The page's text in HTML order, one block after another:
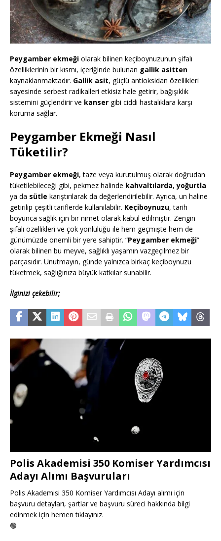
Peygamber ekmeği olarak bilinen keçiboynuzunun şifalı
özelliklerinin bir kısmı, içeriğinde bulunan gallik asitten
kaynaklanmaktadır. Gallik asit, güçlü antioksidan özellikleri
sayesinde serbest radikalleri etkisiz hale getirir, bağışıklık
sistemini güçlendirir ve kanser gibi ciddi hastalıklara karşı
koruma sağlar.
Peygamber Ekmeği Nasıl
Tüketilir?
Peygamber ekmeği, taze veya kurutulmuş olarak doğrudan
tüketilebileceği gibi, pekmez halinde kahvaltılarda,yoğurtla
ya da sütle karıştırılarak da değerlendirilebilir. Ayrıca, un haline
getirilip çeşitli tariflerde kullanılabilir. Keçiboynuzu, tarih
boyunca sağlık için bir nimet olarak kabul edilmiştir. Zengin
şifalı özellikleri ve çok yönlülüğü ile hem geçmişte hem de
günümüzde önemli bir yere sahiptir. “Peygamber ekmeği”
olarak bilinen bu meyve, sağlıklı yaşamın vazgeçilmez bir
parçasıdır. Unutmayın, günde yalnızca birkaç keçiboynuzu
tüketmek, sağlığınıza büyük katkılar sunabilir.
İlginizi çekebilir;
Polis Akademisi 350 Komiser Yardımcısı
Adayı Alımı Başvuruları
Polis Akademisi 350 Komiser Yardımcısı Adayı alımı için
başvuru detayları, şartlar ve başvuru süreci hakkında bilgi
edinmek için hemen tıklayınız.
🟢